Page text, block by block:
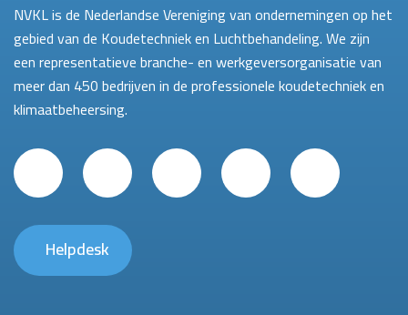
NVKL is de Nederlandse Vereniging van ondernemingen op het
gebied van de Koudetechniek en Luchtbehandeling. We zijn
een representatieve branche- en werkgeversorganisatie van
meer dan 450 bedrijven in de professionele koudetechniek en
klimaatbeheersing.
Helpdesk